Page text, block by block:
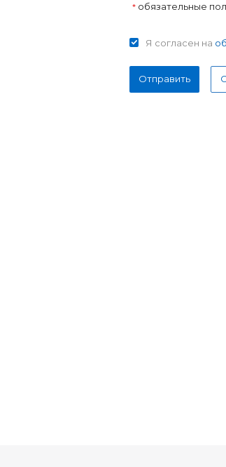
*обязательные
Я согласен на
Отправить